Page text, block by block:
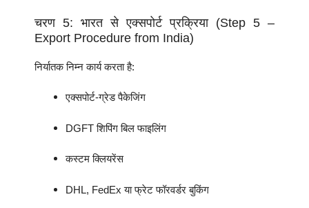
चरण 5: भारत से एक्सपोर्ट प्रक्रिया (Step 5 –
Export Procedure from India)
निर्यातक निम्न कार्य करता है:
एक्सपोर्ट-ग्रेड पैकेजिंग
DGFT शिपिंग बिल फाइलिंग
कस्टम क्लियरेंस
DHL, FedEx या फ्रेट फॉरवर्डर बुकिंग